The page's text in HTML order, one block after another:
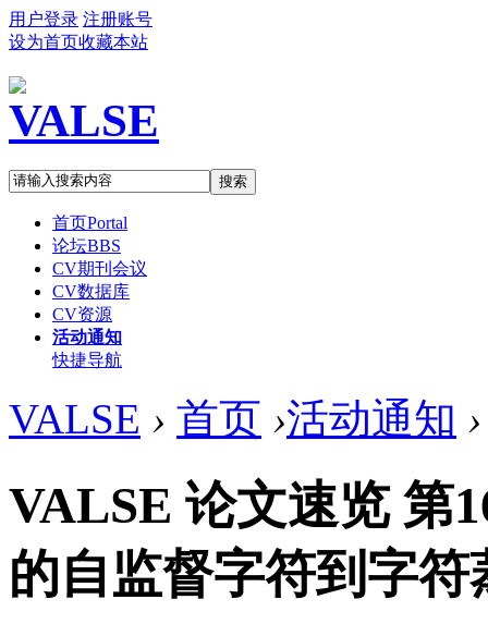
用户登录 注册账号
设为首页收藏本站
搜索
首页Portal
论坛BBS
CV期刊会议
CV数据库
CV资源
活动通知
快捷导航
VALSE › 首页 ›活动通知 ›
VALSE 论文速览 第
的自监督字符到字符